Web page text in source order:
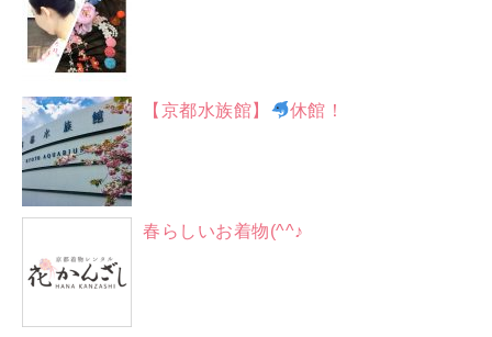
【京都水族館】 休館！
春らしいお着物(^^♪